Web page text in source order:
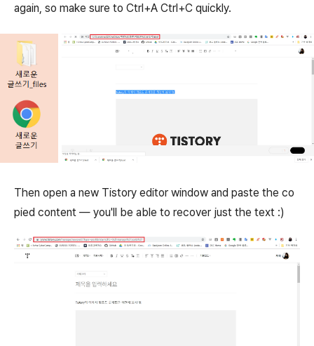
again, so make sure to Ctrl+A Ctrl+C quickly.
Then open a new Tistory editor window and paste the co
pied content — you'll be able to recover just the text :)